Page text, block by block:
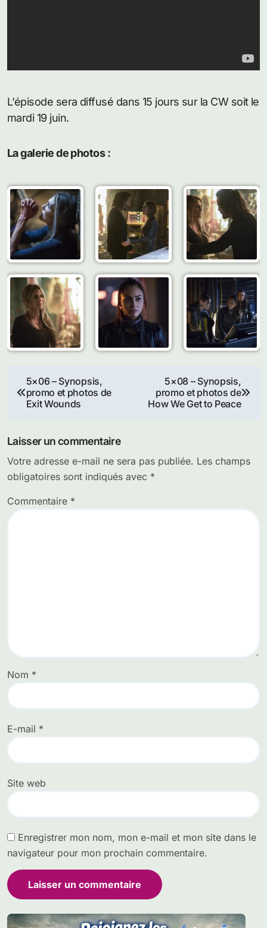
L’épisode sera diffusé dans 15 jours sur la CW soit le
mardi 19 juin.
La galerie de photos :
Navigation
de
l’article
5×06 – Synopsis,
promo et photos de
Exit Wounds
5×08 – Synopsis,
promo et photos de
How We Get to Peace
Laisser un commentaire
Votre adresse e-mail ne sera pas publiée. Les champs
obligatoires sont indiqués avec *
Commentaire *
Nom *
E-mail *
Site web
Enregistrer mon nom, mon e-mail et mon site dans le
navigateur pour mon prochain commentaire.